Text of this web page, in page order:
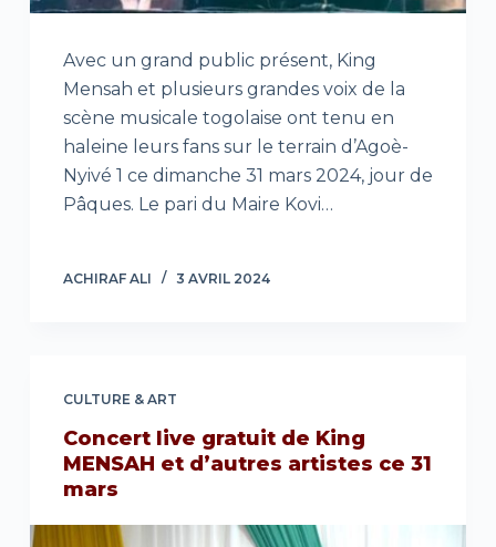
Avec un grand public présent, King
Mensah et plusieurs grandes voix de la
scène musicale togolaise ont tenu en
haleine leurs fans sur le terrain d’Agoè-
Nyivé 1 ce dimanche 31 mars 2024, jour de
Pâques. Le pari du Maire Kovi…
ACHIRAF ALI 3 AVRIL 2024
CULTURE & ART
Concert live gratuit de King
MENSAH et d’autres artistes ce 31
mars